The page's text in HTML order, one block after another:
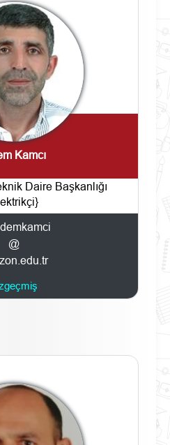
Kamcı
Daire Başkanlığı
@